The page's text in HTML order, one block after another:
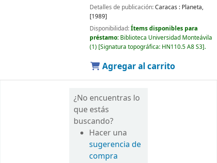
Detalles de publicación:Caracas : Planeta,
[1989]
Disponibilidad:Ítems disponibles para
préstamo: Biblioteca Universidad Monteávila
(1) Signatura topográfica: HN110.5 A8 S3 .
Agregar al carrito
¿No encuentras lo
que estás
buscando?
Hacer una
sugerencia de
compra